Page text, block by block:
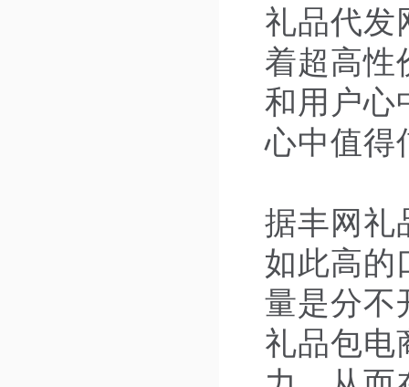
礼品代发
着超高性
和用户心
心中值得
据丰网礼
如此高的
量是分不
礼品包电